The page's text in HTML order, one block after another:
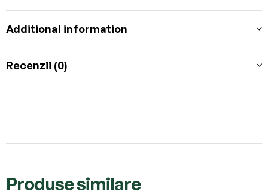
Additional information
Recenzii (0)
Produse similare